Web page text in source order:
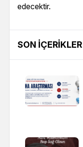
edecektir.
SON İÇERIKLER